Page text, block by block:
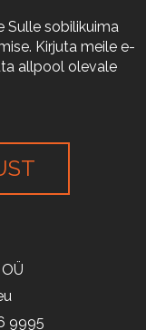
Sulle sobilikuima
Kirjuta meile e-
allpool olevale
9995